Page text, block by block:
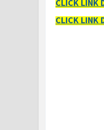
CLICK LINK
CLICK LINK